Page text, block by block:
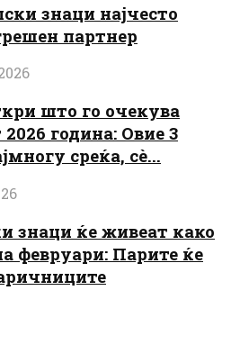
знаци најчесто
партнер
што го очекува
година: Овие 3
среќа, сè...
знаци ќе живеат како
февруари: Парите ќе